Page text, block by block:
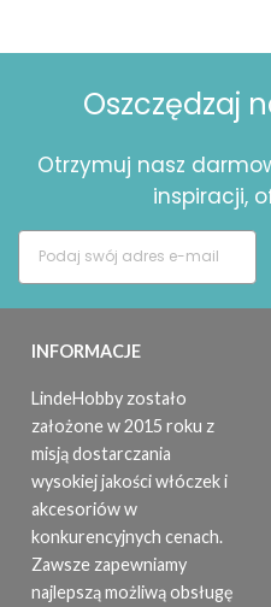
Oszczędzaj
Otrzymuj nasz
inspiracji,
INFORMACJE
LindeHobby zostało
założone w 2015 roku z
misją dostarczania
wysokiej jakości włóczek i
akcesoriów w
konkurencyjnych cenach.
Zawsze zapewniamy
najlepszą możliwą obsługę